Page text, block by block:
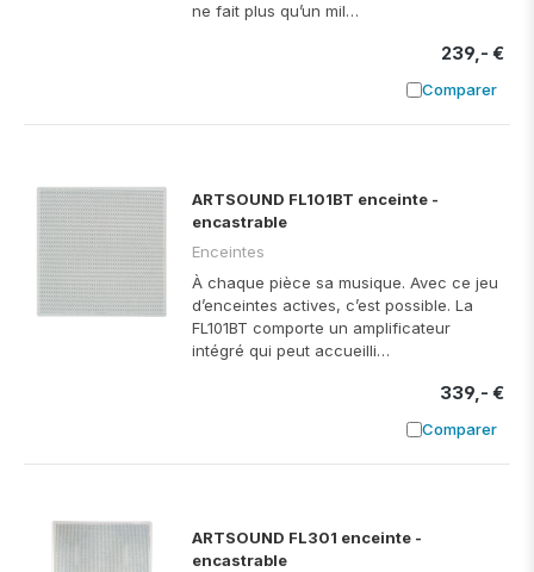
ne fait plus qu’un mil…
239,- €
Comparer
Ajouter à
ARTSOUND FL101BT enceinte -
encastrable
Enceintes
À chaque pièce sa musique. Avec ce jeu
d’enceintes actives, c’est possible. La
FL101BT comporte un amplificateur
intégré qui peut accueilli…
339,- €
Comparer
Ajouter à
ARTSOUND FL301 enceinte -
encastrable